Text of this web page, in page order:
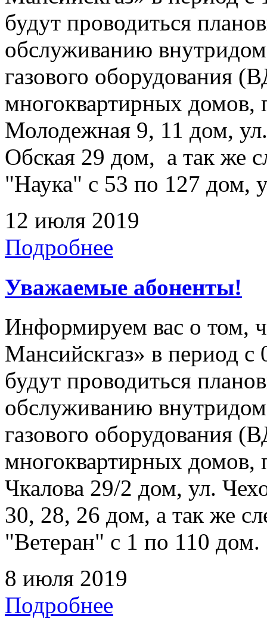
будут проводиться
обслуживанию
газового
многоквартирных
Молодежная 9, 11 дом,
Обская 29 дом, а так же
"Наука" с 53 по 127 дом,
12 июля 2019
Подробнее
Уважаемые абоненты!
Информируем вас о том,
Мансийскгаз» в период с
будут проводиться
обслуживанию
газового
многоквартирных
Чкалова 29/2 дом, ул.
30, 28, 26 дом, а так же
"Ветеран" с 1 по 110 дом.
8 июля 2019
Подробнее